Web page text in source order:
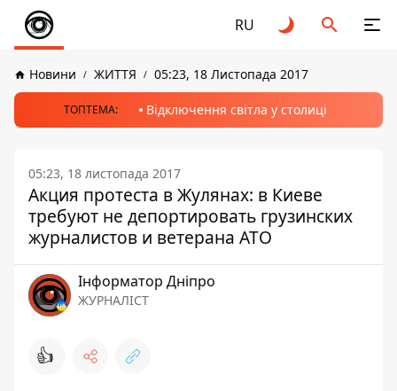
RU
Новини ЖИТТЯ 05:23, 18 Листопада 2017
ТОПТЕМА: Відключення світла у столиці
05:23, 18 листопада 2017
Акция протеста в Жулянах: в Киеве
требуют не депортировать грузинских
журналистов и ветерана АТО
Інформатор Дніпро
ЖУРНАЛІСТ
👍